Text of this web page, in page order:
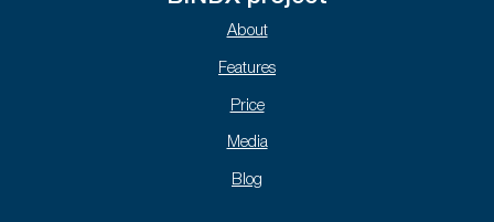
About
Features
Price
Media
Blog